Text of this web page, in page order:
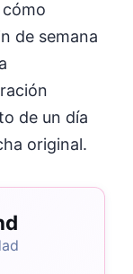
de semana
de un día
original.